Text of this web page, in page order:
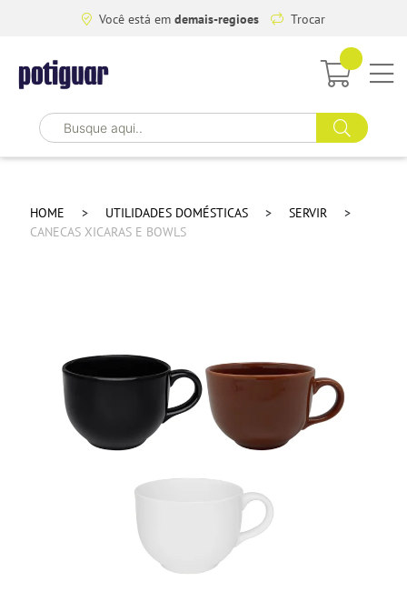
Você está em demais-regioes Trocar
HOME UTILIDADES DOMÉSTICAS
SERVIR
CANECAS XICARAS E BOWLS